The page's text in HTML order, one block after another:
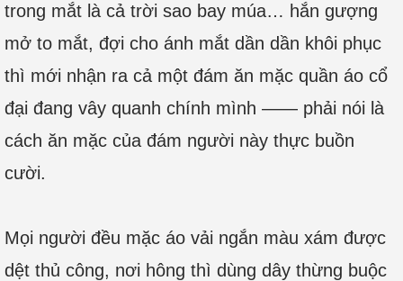
trong mắt là cả trời sao bay múa… hắn gượng
mở to mắt, đợi cho ánh mắt dần dần khôi phục
thì mới nhận ra cả một đám ăn mặc quần áo cổ
đại đang vây quanh chính mình —— phải nói là
cách ăn mặc của đám người này thực buồn
cười.
Mọi người đều mặc áo vải ngắn màu xám được
dệt thủ công, nơi hông thì dùng dây thừng buộc